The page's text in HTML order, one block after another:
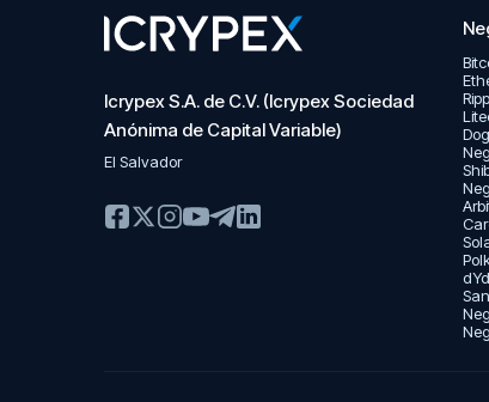
Icrypex S.A. de C.V. (Icrypex Sociedad
Anónima de Capital Variable)
El Salvador